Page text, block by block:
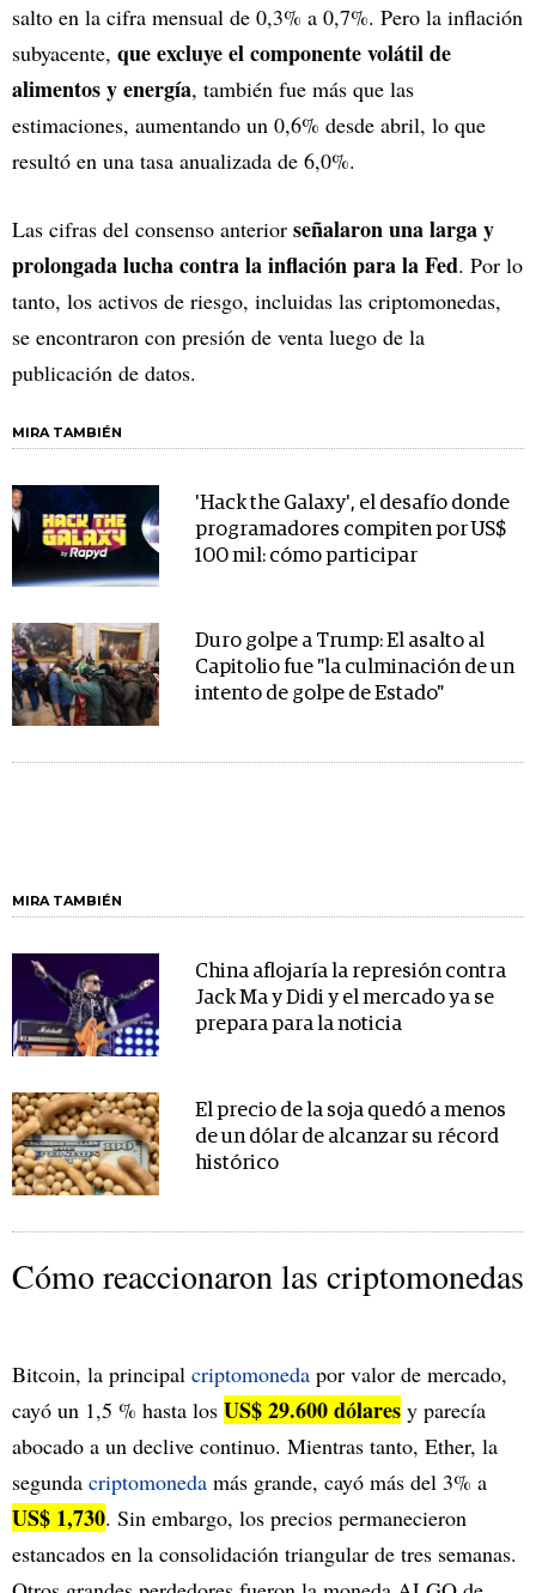
salto en la cifra mensual de 0,3% a 0,7%. Pero la inflación
subyacente, que excluye el componente volátil de
alimentos y energía, también fue más que las
estimaciones, aumentando un 0,6% desde abril, lo que
resultó en una tasa anualizada de 6,0%.
Las cifras del consenso anterior señalaron una larga y
prolongada lucha contra la inflación para la Fed. Por lo
tanto, los activos de riesgo, incluidas las criptomonedas,
se encontraron con presión de venta luego de la
publicación de datos.
MIRA TAMBIÉN
'Hack the Galaxy', el desafío donde
programadores compiten por US$
100 mil: cómo participar
Duro golpe a Trump: El asalto al
Capitolio fue "la culminación de un
intento de golpe de Estado"
MIRA TAMBIÉN
China aflojaría la represión contra
Jack Ma y Didi y el mercado ya se
prepara para la noticia
El precio de la soja quedó a menos
de un dólar de alcanzar su récord
histórico
Cómo reaccionaron las criptomonedas
Bitcoin, la principal criptomoneda por valor de mercado,
cayó un 1,5 % hasta los US$ 29.600 dólares y parecía
abocado a un declive continuo. Mientras tanto, Ether, la
segunda criptomoneda más grande, cayó más del 3% a
US$ 1,730. Sin embargo, los precios permanecieron
estancados en la consolidación triangular de tres semanas.